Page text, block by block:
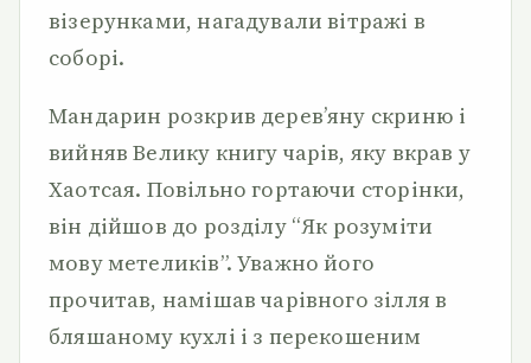
візерунками, нагадували вітражі в
соборі.
Мандарин розкрив дерев’яну скриню і
вийняв Велику книгу чарів, яку вкрав у
Хаотсая. Повільно гортаючи сторінки,
він дійшов до розділу “Як розуміти
мову метеликів”. Уважно його
прочитав, намішав чарівного зілля в
бляшаному кухлі і з перекошеним